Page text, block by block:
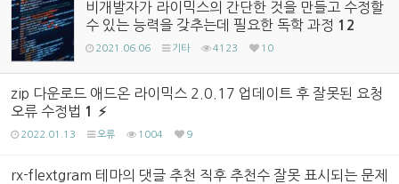
비개발자가 라이믹스의 간단한 것을 만들고 수정할
수 있는 능력을 갖추는데 필요한 독학 과정 12
2021.06.06 기타 4123 10
zip 다운로드 애드온 라이믹스 2.0.17 업데이트 후 잘못된 요청
오류 수정법 1
2022.01.13 오류 1004 9
rx-flextgram 테마의 댓글 추천 직후 추천수 잘못 표시되는 문제